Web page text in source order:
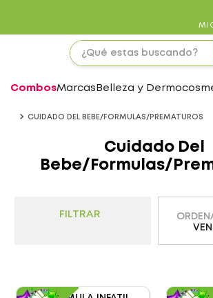
MI
CombosMarcas Belleza y
CUIDADO DEL BEBE/FORMULAS/PREMATUROS
Cuidado Del
Bebe/formulas/
FILTRAR